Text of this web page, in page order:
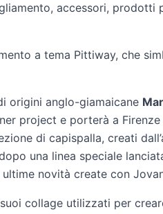
accessori, prodotti
a tema Pittiway, che
origini anglo-giamaicane
project e porterà a
di capispalla, creati
una linea speciale
novità create con
collage utilizzati per